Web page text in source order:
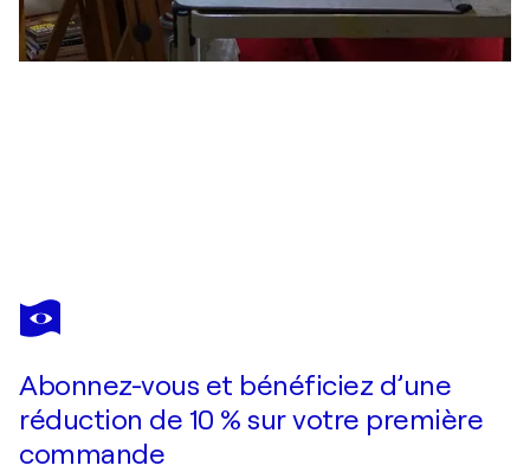
LYDIA HABERS-CANCLAUX
Femme Coquelicot (poppy woman)
Abonnez-vous et bénéficiez d’une
réduction de 10 % sur votre première
commande